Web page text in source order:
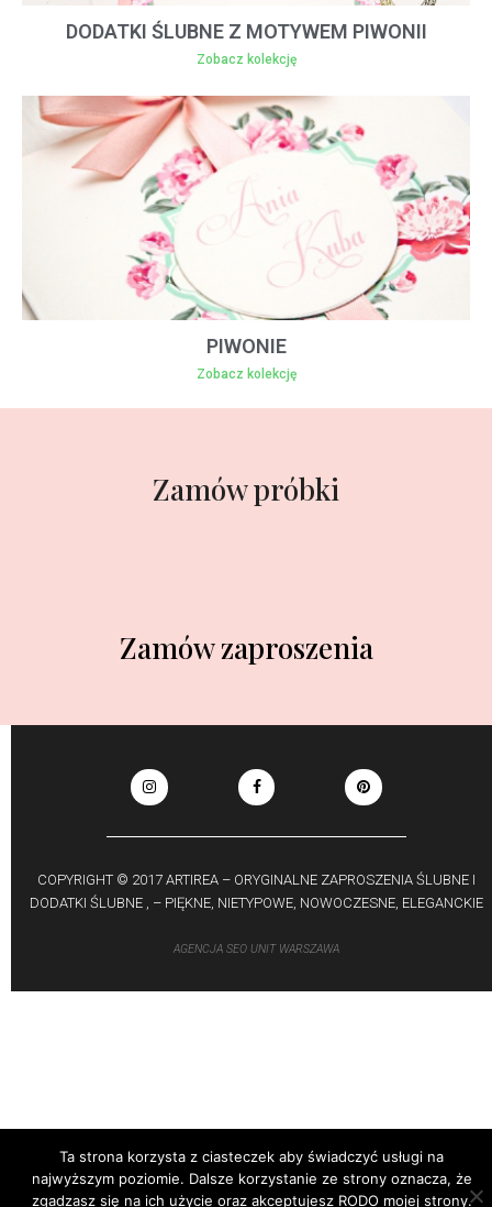
DODATKI ŚLUBNE Z MOTYWEM PIWONII
Zobacz kolekcję
PIWONIE
Zobacz kolekcję
Zamów próbki
Zamów zaproszenia
COPYRIGHT © 2017 ARTIREA – ORYGINALNE ZAPROSZENIA ŚLUBNE I
DODATKI ŚLUBNE , – PIĘKNE, NIETYPOWE, NOWOCZESNE, ELEGANCKIE
AGENCJA SEO UNIT WARSZAWA
Ta strona korzysta z ciasteczek aby świadczyć usługi na
najwyższym poziomie. Dalsze korzystanie ze strony oznacza, że
zgadzasz się na ich użycie oraz akceptujesz RODO mojej strony.